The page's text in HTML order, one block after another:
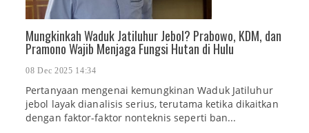
Mungkinkah Waduk Jatiluhur Jebol? Prabowo, KDM, dan
Pramono Wajib Menjaga Fungsi Hutan di Hulu
08 Dec 2025 14:34
Pertanyaan mengenai kemungkinan Waduk Jatiluhur
jebol layak dianalisis serius, terutama ketika dikaitkan
dengan faktor-faktor nonteknis seperti ban...